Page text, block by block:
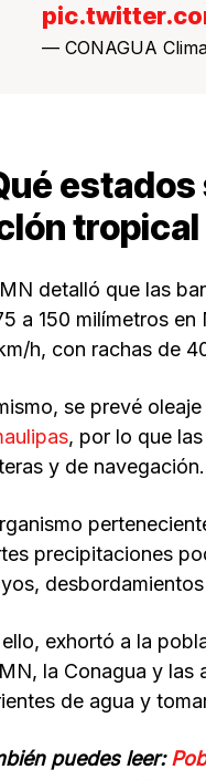
— CONAGUA
tropical
detalló que las
a 150 milímetros
h, con rachas de
se prevé
, por lo que
y de navegación.
precipitaciones
ello, exhortó a la
la Conagua y
de agua y
puedes leer: